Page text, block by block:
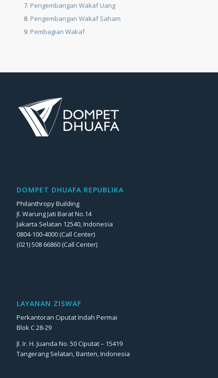
Pengembangan Wakaf Uang
Pengembangan Wakaf Saham
Pembagian Wakaf
DOMPET DHUAFA REPUBLIKA
Philanthropy Building
Jl. Warung Jati Barat No.14
Jakarta Selatan 12540, Indonesia
0804-100-4000 (Call Center)
(021) 508 66860 (Call Center)
LAYANAN ZISWAF
Perkantoran Ciputat Indah Permai
Blok C 28-29
Jl. Ir. H. Juanda No. 50 Ciputat – 15419
Tangerang Selatan, Banten, Indonesia